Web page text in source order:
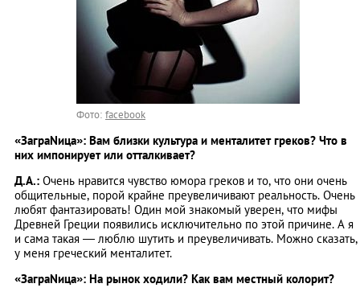
Фото: facebook
«ЗаграNица»: Вам близки культура и менталитет греков? Что в
них импонирует или отталкивает?
Д.А.: Очень нравится чувство юмора греков и то, что они очень
общительные, порой крайне преувеличивают реальность. Очень
любят фантазировать! Один мой знакомый уверен, что мифы
Древней Греции появились исключительно по этой причине. А я
и сама такая — люблю шутить и преувеличивать. Можно сказать,
у меня греческий менталитет.
«ЗаграNица»: На рынок ходили? Как вам местный колорит?